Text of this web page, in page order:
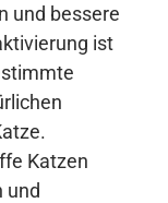
und bessere
ist
Katzen
und